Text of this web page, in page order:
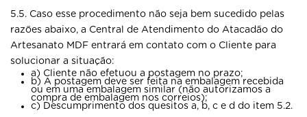
5.5. Caso esse procedimento não seja bem sucedido pelas
razões abaixo, a Central de Atendimento do Atacadão do
Artesanato MDF entrará em contato com o Cliente para
solucionar a situação:
a) Cliente não efetuou a postagem no prazo;
b) A postagem deve ser feita na embalagem recebida
ou em uma embalagem similar (não autorizamos a
compra de embalagem nos correios);
c) Descumprimento dos quesitos a, b, c e d do item 5.2.